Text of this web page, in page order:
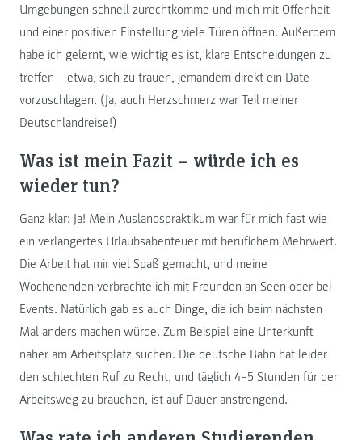
Umgebungen schnell zurechtkomme und mich mit Offenheit
und einer positiven Einstellung viele Türen öffnen. Außerdem
habe ich gelernt, wie wichtig es ist, klare Entscheidungen zu
treffen – etwa, sich zu trauen, jemandem direkt ein Date
vorzuschlagen. (Ja, auch Herzschmerz war Teil meiner
Deutschlandreise!)
Was ist mein Fazit – würde ich es
wieder tun?
Ganz klar: Ja! Mein Auslandspraktikum war für mich fast wie
ein verlängertes Urlaubsabenteuer mit beruflichem Mehrwert.
Die Arbeit hat mir viel Spaß gemacht, und meine
Wochenenden verbrachte ich mit Freunden an Seen oder bei
Events. Natürlich gab es auch Dinge, die ich beim nächsten
Mal anders machen würde. Zum Beispiel eine Unterkunft
näher am Arbeitsplatz suchen. Die deutsche Bahn hat leider
den schlechten Ruf zu Recht, und täglich 4–5 Stunden für den
Arbeitsweg zu brauchen, ist auf Dauer anstrengend.